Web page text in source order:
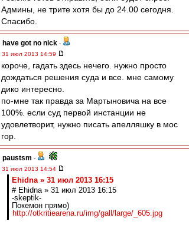
Админы, не трите хотя бы до 24.00 сегодня.
Спасибо.
have got no nick -
31 июл 2013 14:59
короче, гадать здесь нечего. нужно просто
дождаться решения суда и все. мне самому
дико интересно.
по-мне так правда за Мартыновича на все
100%. если суд первой инстанции не
удовлетворит, нужно писать апелляшку в мос
гор.
paustsm -
31 июл 2013 14:54
Ehidna » 31 июл 2013 16:15
# Ehidna » 31 июл 2013 16:15
-skeptik-
Покемон прямо)
http://otkritiearena.ru/img/gall/large/_605.jpg